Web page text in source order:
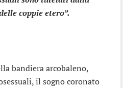
coppie etero”.
bandiera arcobaleno,
il sogno coronato